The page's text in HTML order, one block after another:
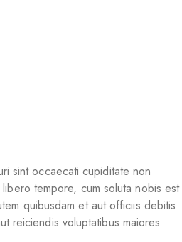
sint occaecati cupiditate non
tempore, cum soluta nobis est
quibusdam et aut officiis debitis
reiciendis voluptatibus maiores